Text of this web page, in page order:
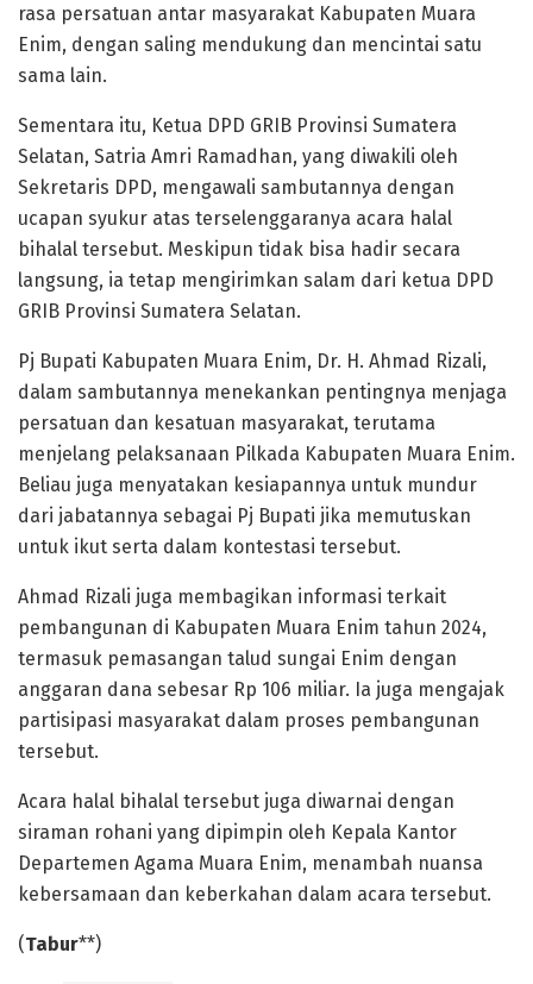
rasa persatuan antar masyarakat Kabupaten Muara
Enim, dengan saling mendukung dan mencintai satu
sama lain.
Sementara itu, Ketua DPD GRIB Provinsi Sumatera
Selatan, Satria Amri Ramadhan, yang diwakili oleh
Sekretaris DPD, mengawali sambutannya dengan
ucapan syukur atas terselenggaranya acara halal
bihalal tersebut. Meskipun tidak bisa hadir secara
langsung, ia tetap mengirimkan salam dari ketua DPD
GRIB Provinsi Sumatera Selatan.
Pj Bupati Kabupaten Muara Enim, Dr. H. Ahmad Rizali,
dalam sambutannya menekankan pentingnya menjaga
persatuan dan kesatuan masyarakat, terutama
menjelang pelaksanaan Pilkada Kabupaten Muara Enim.
Beliau juga menyatakan kesiapannya untuk mundur
dari jabatannya sebagai Pj Bupati jika memutuskan
untuk ikut serta dalam kontestasi tersebut.
Ahmad Rizali juga membagikan informasi terkait
pembangunan di Kabupaten Muara Enim tahun 2024,
termasuk pemasangan talud sungai Enim dengan
anggaran dana sebesar Rp 106 miliar. Ia juga mengajak
partisipasi masyarakat dalam proses pembangunan
tersebut.
Acara halal bihalal tersebut juga diwarnai dengan
siraman rohani yang dipimpin oleh Kepala Kantor
Departemen Agama Muara Enim, menambah nuansa
kebersamaan dan keberkahan dalam acara tersebut.
(Tabur**)